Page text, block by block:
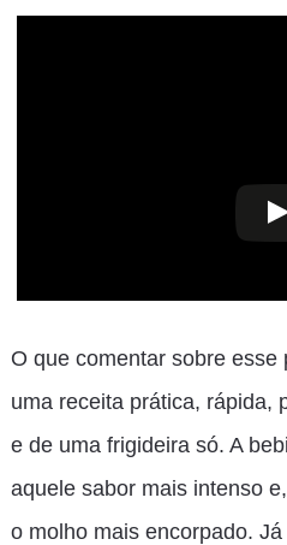
O que comentar sobre esse
uma receita prática, rápida,
e de uma frigideira só. A
aquele sabor mais intenso
o molho mais encorpado.